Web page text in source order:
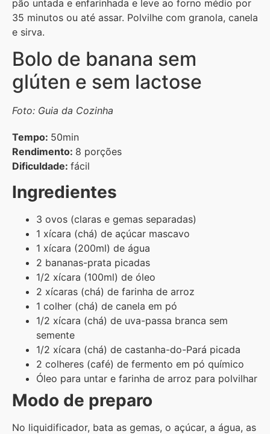
pão untada e enfarinhada e leve ao forno médio por
35 minutos ou até assar. Polvilhe com granola, canela
e sirva.
Bolo de banana sem
glúten e sem lactose
Foto: Guia da Cozinha
Tempo: 50min
Rendimento: 8 porções
Dificuldade: fácil
Ingredientes
3 ovos (claras e gemas separadas)
1 xícara (chá) de açúcar mascavo
1 xícara (200ml) de água
2 bananas-prata picadas
1/2 xícara (100ml) de óleo
2 xícaras (chá) de farinha de arroz
1 colher (chá) de canela em pó
1/2 xícara (chá) de uva-passa branca sem
semente
1/2 xícara (chá) de castanha-do-Pará picada
2 colheres (café) de fermento em pó químico
Óleo para untar e farinha de arroz para polvilhar
Modo de preparo
No liquidificador, bata as gemas, o açúcar, a água, as